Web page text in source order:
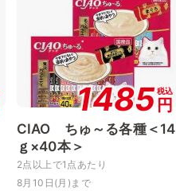
1485税込
円
CIAO ちゅ～る各種＜14
ｇ×40本＞
2点以上で1点あたり
8月10日(月)まで